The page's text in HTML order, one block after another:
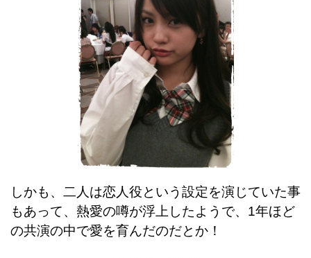
しかも、二人は恋人役という設定を演じていた事
もあって、熱愛の噂が浮上したようで、1年ほど
の共演の中で愛を育んだのだとか！